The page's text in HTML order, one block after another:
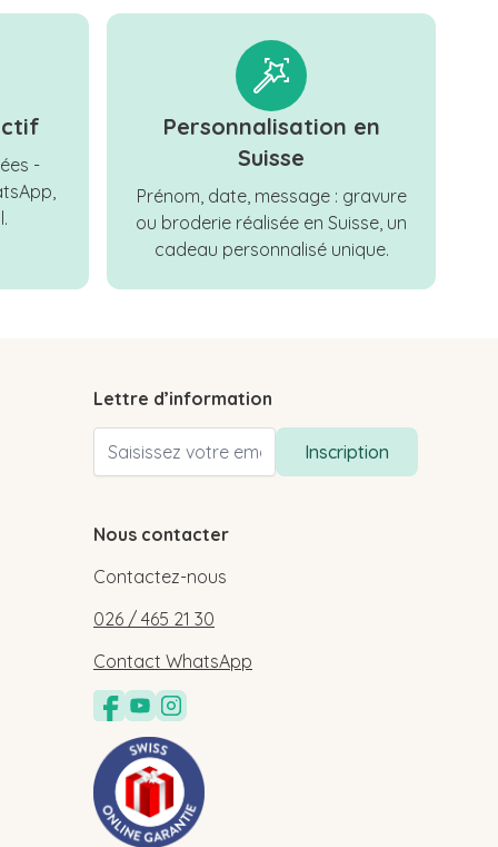
-
Personnalisation en
Suisse
Prénom, date, message : gravure
ou broderie réalisée en Suisse, un
cadeau personnalisé unique.
Lettre d’information
Adresse email
Inscription
Nous contacter
Contactez-nous
026 / 465 21 30
Contact WhatsApp